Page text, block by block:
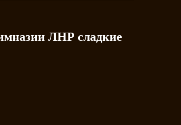
ЛНР сладкие